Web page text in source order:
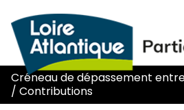
/ Contributions